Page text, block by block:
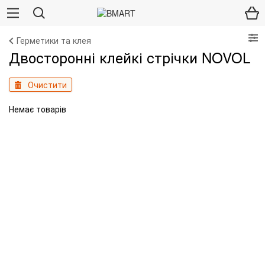
Герметики та клея
Двосторонні клейкі стрічки NOVOL
Очистити
Немає товарів